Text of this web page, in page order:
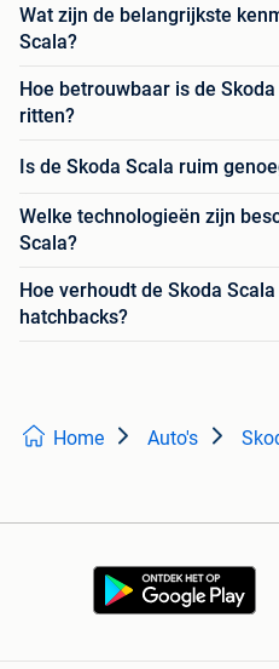
Wat zijn de belangrijkste
Scala?
Hoe betrouwbaar is de
ritten?
Is de Skoda Scala ruim
Welke technologieën zijn
Scala?
Hoe verhoudt de Skoda
hatchbacks?
Home Auto's